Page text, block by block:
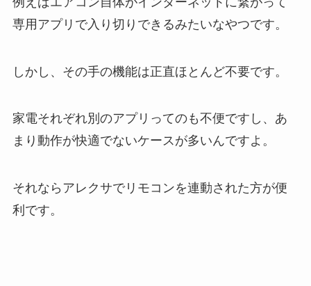
専用アプリで入り切りできるみたいなやつです。
しかし、その手の機能は正直ほとんど不要です。
家電それぞれ別のアプリってのも不便ですし、あ
まり動作が快適でないケースが多いんですよ。
それならアレクサでリモコンを連動された方が便
利です。